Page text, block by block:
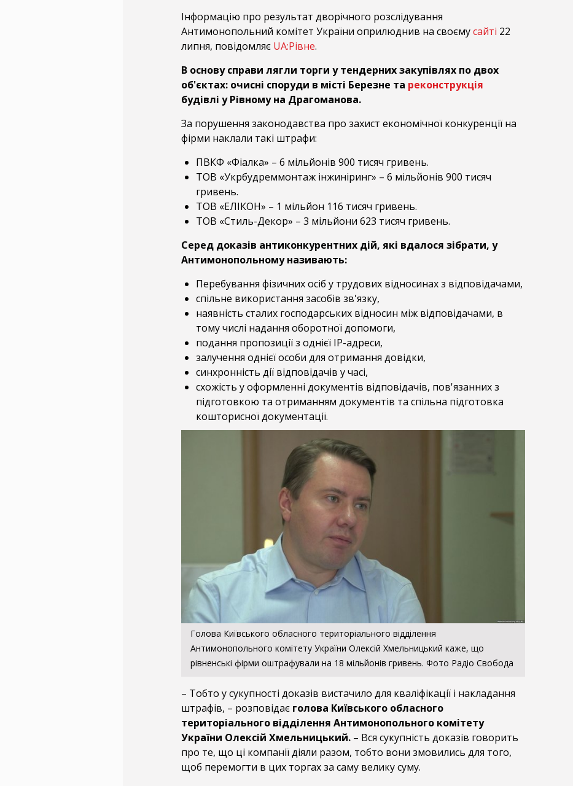
Інформацію про результат дворічного розслідування
Антимонопольний комітет України оприлюднив на своємусайті 22
липня, повідомляє UA:Рівне.
В основу справи лягли торги у тендерних закупівлях по двох
об'єктах: очисні споруди в місті Березне та реконструкція
будівлі у Рівному на Драгоманова.
За порушення законодавства про захист економічної конкуренції на
фірми наклали такі штрафи:
ПВКФ «Фіалка» – 6 мільйонів 900 тисяч гривень.
ТОВ «Укрбудреммонтаж інжиніринг» – 6 мільйонів 900 тисяч
гривень.
ТОВ «ЕЛІКОН» – 1 мільйон 116 тисяч гривень.
ТОВ «Стиль-Декор» – 3 мільйони 623 тисяч гривень.
Серед доказів антиконкурентних дій, які вдалося зібрати, у
Антимонопольному називають:
Перебування фізичних осіб у трудових відносинах з відповідачами,
спільне використання засобів зв'язку,
наявність сталих господарських відносин між відповідачами, в
тому числі надання оборотної допомоги,
подання пропозиції з однієї ІР-адреси,
залучення однієї особи для отримання довідки,
синхронність дії відповідачів у часі,
схожість у оформленні документів відповідачів, пов'язанних з
підготовкою та отриманням документів та спільна підготовка
кошторисної документації.
Голова Київського обласного територіального відділення
Антимонопольного комітету України Олексій Хмельницький каже, що
рівненські фірми оштрафували на 18 мільйонів гривень. Фото Радіо Свобода
– Тобто у сукупності доказів вистачило для кваліфікації і накладання
штрафів, – розповідає голова Київського обласного
територіального відділення Антимонопольного комітету
України Олексій Хмельницький. – Вся сукупність доказів говорить
про те, що ці компанії діяли разом, тобто вони змовились для того,
щоб перемогти в цих торгах за саму велику суму.